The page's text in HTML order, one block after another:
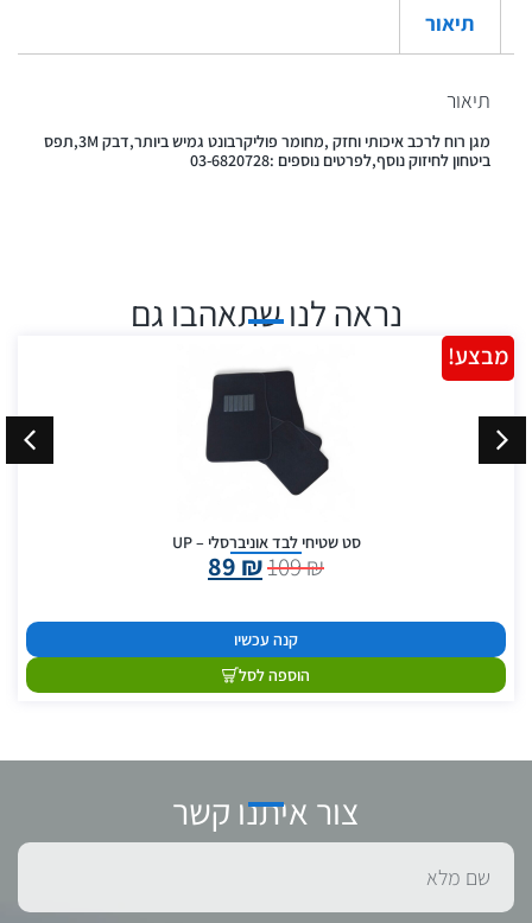
תיאור
תיאור
מגן רוח לרכב איכותי וחזק ,מחומר פוליקרבונט גמיש ביותר,דבק 3M,תפס
ביטחון לחיזוק נוסף,לפרטים נוספים :03-6820728
נראה לנו שתאהבו גם
סט שטיחי לבד אוניברסלי – UP
109₪
89 ₪
קנה עכשיו
הוספה לסל
מבצע!
צור איתנו קשר